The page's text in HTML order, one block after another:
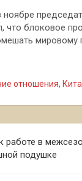
что блоковое
мировому
отношения,
работе в
подушке